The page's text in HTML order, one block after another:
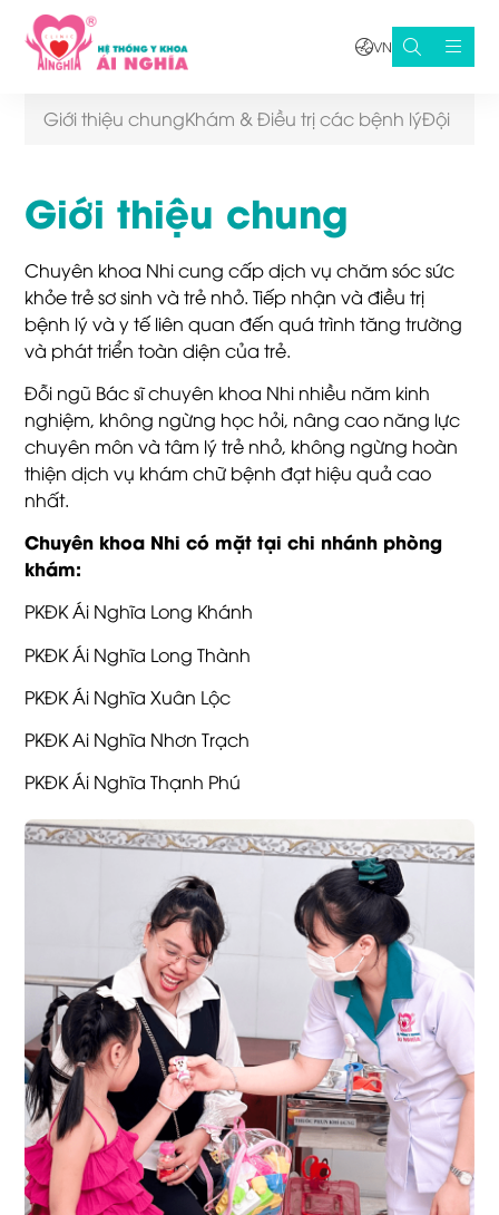
VN
Giới thiệu chungKhám & Điều trị các bệnh lýĐội ngũ
Giới thiệu chung
Chuyên khoa Nhi cung cấp dịch vụ chăm sóc sức
khỏe trẻ sơ sinh và trẻ nhỏ. Tiếp nhận và điều trị
bệnh lý và y tế liên quan đến quá trình tăng trường
và phát triển toàn diện của trẻ.
Đỗi ngũ Bác sĩ chuyên khoa Nhi nhiều năm kinh
nghiệm, không ngừng học hỏi, nâng cao năng lực
chuyên môn và tâm lý trẻ nhỏ, không ngừng hoàn
thiện dịch vụ khám chữ bệnh đạt hiệu quả cao
nhất.
Chuyên khoa Nhi có mặt tại chi nhánh phòng
khám:
PKĐK Ái Nghĩa Long Khánh
PKĐK Ái Nghĩa Long Thành
PKĐK Ái Nghĩa Xuân Lộc
PKĐK Ai Nghĩa Nhơn Trạch
PKĐK Ái Nghĩa Thạnh Phú